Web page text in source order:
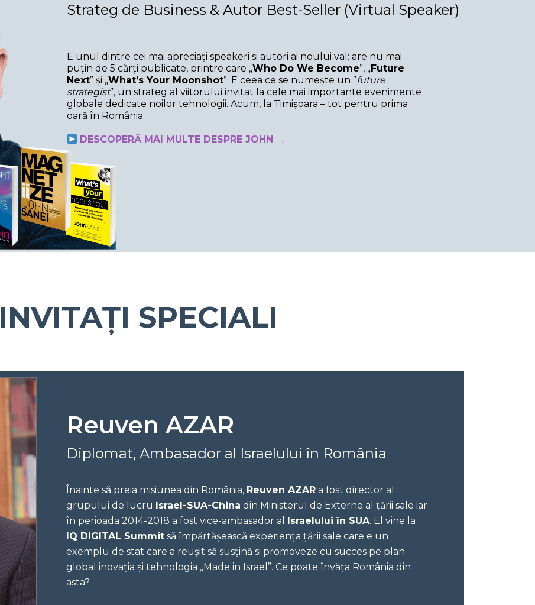
Strateg de Business & Autor Best-Seller (Virtual Speaker)
E unul dintre cei mai apreciați speakeri si autori ai noului val: are nu mai
puțin de 5 cărți publicate, printre care „Who Do We Become”, „Future
Next” și „What’s Your Moonshot”. E ceea ce se numește un ”future
strategist”, un strateg al viitorului invitat la cele mai importante evenimente
globale dedicate noilor tehnologii. Acum, la Timișoara – tot pentru prima
oară în România.
DESCOPERĂ MAI MULTE DESPRE JOHN →
INVITAȚI SPECIALI
Reuven AZAR
Diplomat, Ambasador al Israelului în România
Înainte să preia misiunea din România, Reuven AZAR a fost director al
grupului de lucru Israel-SUA-China din Ministerul de Externe al țării sale iar
în perioada 2014-2018 a fost vice-ambasador al Israelului în SUA. El vine la
IQ DIGITAL Summit să împărtășească experiența țării sale care e un
exemplu de stat care a reușit să susțină si promoveze cu succes pe plan
global inovația și tehnologia „Made in Israel”. Ce poate învăța România din
asta?